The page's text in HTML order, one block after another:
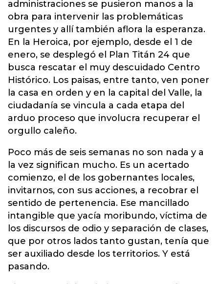
administraciones se pusieron manos a la
obra para intervenir las problemáticas
urgentes y allí también aflora la esperanza.
En la Heroica, por ejemplo, desde el 1 de
enero, se desplegó el Plan Titán 24 que
busca rescatar el muy descuidado Centro
Histórico. Los paisas, entre tanto, ven poner
la casa en orden y en la capital del Valle, la
ciudadanía se vincula a cada etapa del
arduo proceso que involucra recuperar el
orgullo caleño.
Poco más de seis semanas no son nada y a
la vez significan mucho. Es un acertado
comienzo, el de los gobernantes locales,
invitarnos, con sus acciones, a recobrar el
sentido de pertenencia. Ese mancillado
intangible que yacía moribundo, víctima de
los discursos de odio y separación de clases,
que por otros lados tanto gustan, tenía que
ser auxiliado desde los territorios. Y está
pasando.